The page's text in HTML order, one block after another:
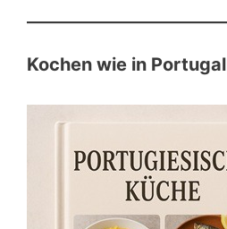
Kochen wie in Portugal